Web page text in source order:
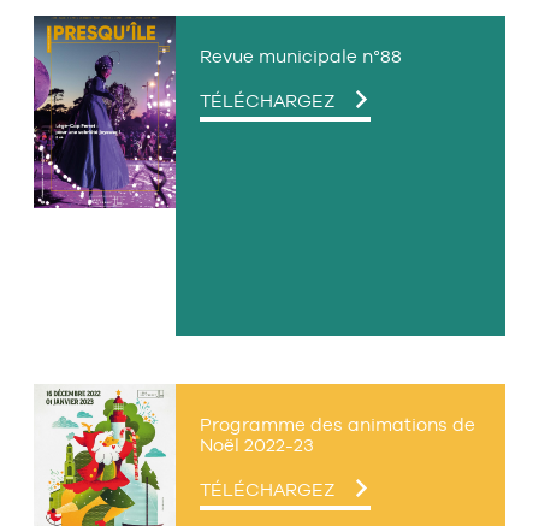
Revue municipale n°88
TÉLÉCHARGEZLE
FICHIER
Programme des animations de
Noël 2022-23
TÉLÉCHARGEZLE
FICHIER